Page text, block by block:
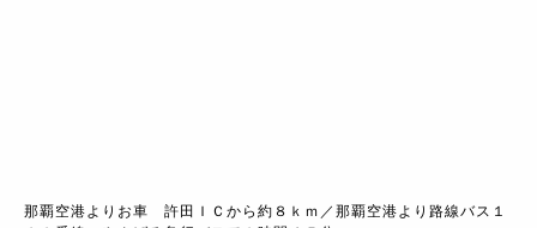
那覇空港よりお車　許田ＩＣから約８ｋｍ／那覇空港より路線バス１